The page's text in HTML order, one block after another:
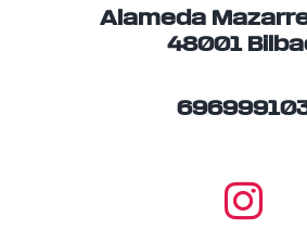
Alameda
48001